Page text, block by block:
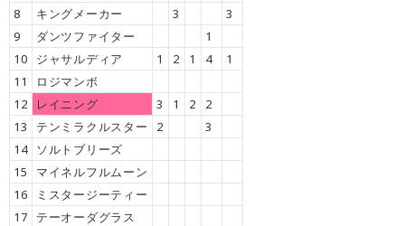
8
キングメーカー 3
3
9
ダンツファイター
1
10
ジャサルディア 1 2 1 4
1
11
ロジマンボ
12
レイニング 3 1 2
2
13
テンミラクルスター 2
3
14
ソルトブリーズ
15
マイネルフルムーン
16
ミスタージーティー
17
テーオーダグラス